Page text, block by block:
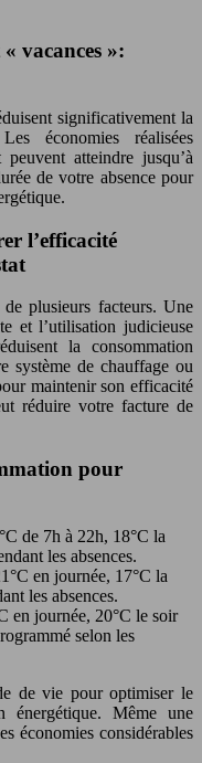
vacances »:
significativement la
économies réalisées
atteindre jusqu’à
de votre absence pour
l’efficacité
plusieurs facteurs. Une
et l’utilisation judicieuse
la consommation
système de chauffage ou
maintenir son efficacité
réduire votre facture de
pour
de 7h à 22h, 18°C la
les absences.
en journée, 17°C la
les absences.
en journée, 20°C le soir
selon les
de vie pour optimiser le
énergétique. Même une
économies considérables